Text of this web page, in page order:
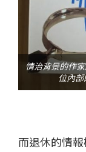
情治背景的作
位內部
而退休的情